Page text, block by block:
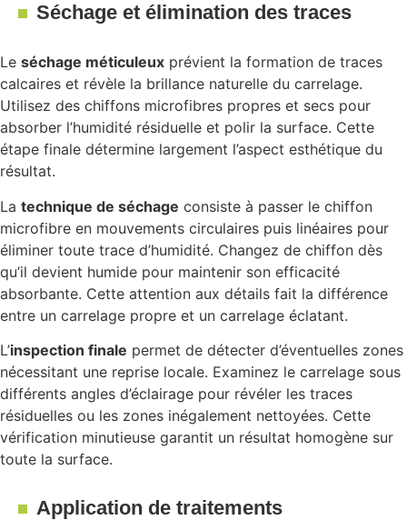
Séchage et élimination des traces
Le séchage méticuleux prévient la formation de traces
calcaires et révèle la brillance naturelle du carrelage.
Utilisez des chiffons microfibres propres et secs pour
absorber l’humidité résiduelle et polir la surface. Cette
étape finale détermine largement l’aspect esthétique du
résultat.
La technique de séchage consiste à passer le chiffon
microfibre en mouvements circulaires puis linéaires pour
éliminer toute trace d’humidité. Changez de chiffon dès
qu’il devient humide pour maintenir son efficacité
absorbante. Cette attention aux détails fait la différence
entre un carrelage propre et un carrelage éclatant.
L’inspection finale permet de détecter d’éventuelles zones
nécessitant une reprise locale. Examinez le carrelage sous
différents angles d’éclairage pour révéler les traces
résiduelles ou les zones inégalement nettoyées. Cette
vérification minutieuse garantit un résultat homogène sur
toute la surface.
Application de traitements